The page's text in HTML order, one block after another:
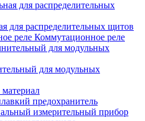
для распределительных щитов
Коммутационное реле
для модульных
предохранитель
измерительный прибор